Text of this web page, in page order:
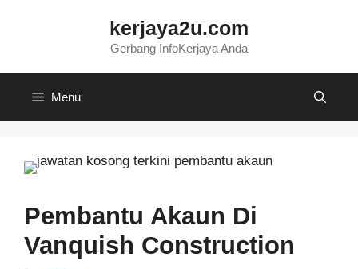
kerjaya2u.com
Gerbang InfoKerjaya Anda
Menu
Pembantu Akaun Di
Vanquish Construction